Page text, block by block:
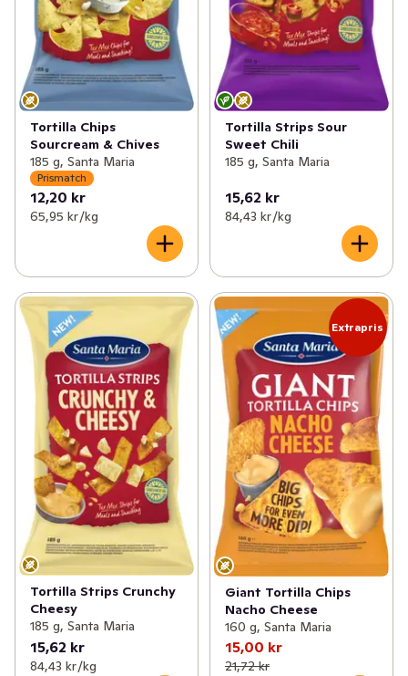
Tortilla Chips
Sourcream & Chives
185 g, Santa Maria
Prismatch
12,20 kr
65,95 kr /kg
Tortilla Strips Sour
Sweet Chili
185 g, Santa Maria
15,62 kr
84,43 kr /kg
Tortilla Strips Crunchy
Cheesy
185 g, Santa Maria
15,62 kr
84,43 kr /kg
Extrapris
Giant Tortilla Chips
Nacho Cheese
160 g, Santa Maria
15,00 kr
21,72 kr